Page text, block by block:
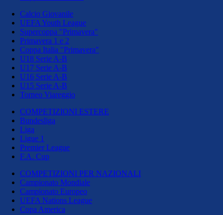
Calcio Giovanile
UEFA Youth League
Supercoppa "Primavera"
Primavera 1 e 2
Coppa Italia "Primavera"
U18 Serie A-B
U17 Serie A-B
U16 Serie A-B
U15 Serie A-B
Torneo Viareggio
COMPETIZIONI ESTERE
Bundesliga
Liga
Ligue 1
Premier League
F.A. Cup
COMPETIZIONI PER NAZIONALI
Campionato Mondiale
Campionato Europeo
UEFA Nations League
Copa America